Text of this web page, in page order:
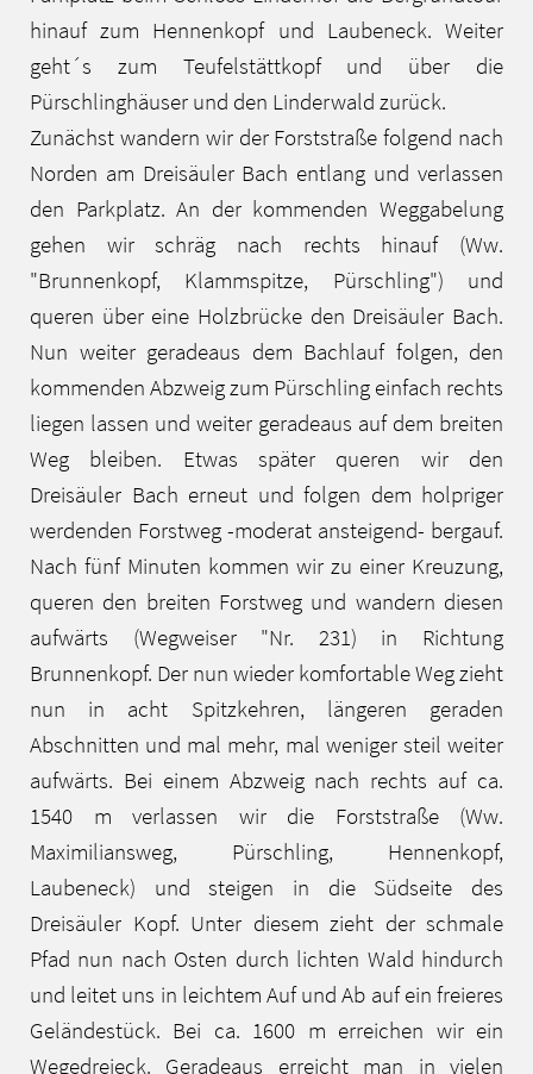
hinauf zum Hennenkopf und Laubeneck. Weiter
geht´s zum Teufelstättkopf und über die
Pürschlinghäuser und den Linderwald zurück.
Zunächst wandern wir der Forststraße folgend nach
Norden am Dreisäuler Bach entlang und verlassen
den Parkplatz. An der kommenden Weggabelung
gehen wir schräg nach rechts hinauf (Ww.
"Brunnenkopf, Klammspitze, Pürschling") und
queren über eine Holzbrücke den Dreisäuler Bach.
Nun weiter geradeaus dem Bachlauf folgen, den
kommenden Abzweig zum Pürschling einfach rechts
liegen lassen und weiter geradeaus auf dem breiten
Weg bleiben. Etwas später queren wir den
Dreisäuler Bach erneut und folgen dem holpriger
werdenden Forstweg -moderat ansteigend- bergauf.
Nach fünf Minuten kommen wir zu einer Kreuzung,
queren den breiten Forstweg und wandern diesen
aufwärts (Wegweiser "Nr. 231) in Richtung
Brunnenkopf. Der nun wieder komfortable Weg zieht
nun in acht Spitzkehren, längeren geraden
Abschnitten und mal mehr, mal weniger steil weiter
aufwärts. Bei einem Abzweig nach rechts auf ca.
1540 m verlassen wir die Forststraße (Ww.
Maximiliansweg, Pürschling, Hennenkopf,
Laubeneck) und steigen in die Südseite des
Dreisäuler Kopf. Unter diesem zieht der schmale
Pfad nun nach Osten durch lichten Wald hindurch
und leitet uns in leichtem Auf und Ab auf ein freieres
Geländestück. Bei ca. 1600 m erreichen wir ein
Wegedreieck. Geradeaus erreicht man in vielen